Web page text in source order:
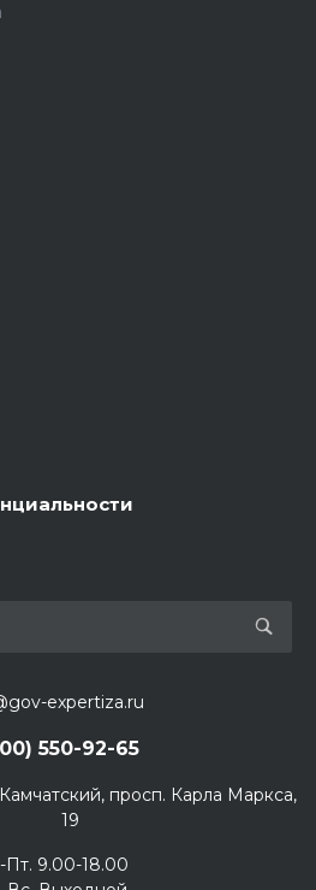
expertiza.ru
550-92-65
просп. Карла Маркса,
19
Пт. 9.00-18.00